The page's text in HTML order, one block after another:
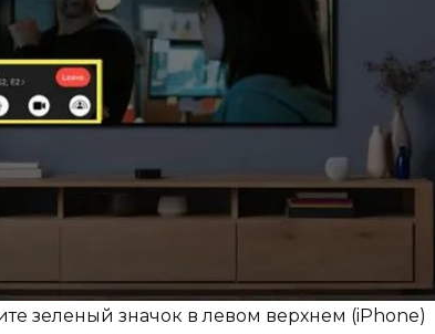
зеленый значок в левом верхнем (iPhone)